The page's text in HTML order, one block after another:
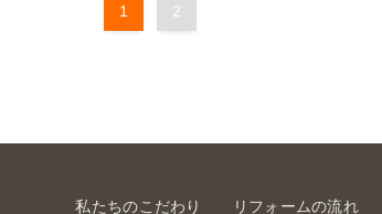
1 2
私たちのこだわり リフォームの流れ